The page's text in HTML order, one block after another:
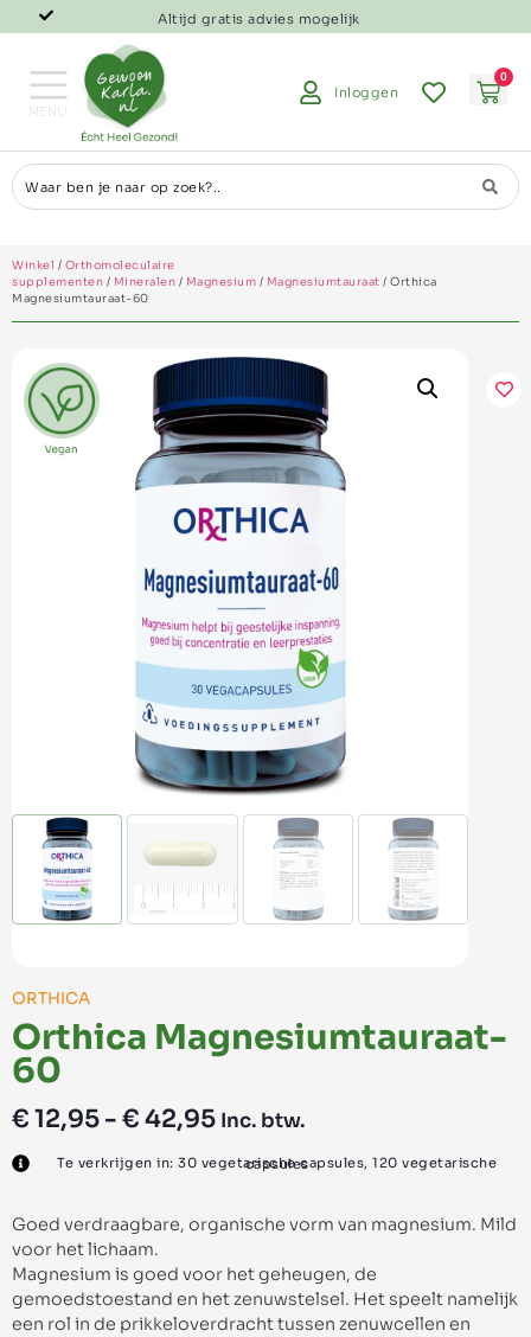
Altijd gratis advies mogelijk
Inloggen
0
Winkel / Orthomoleculaire
supplementen / Mineralen / Magnesium / Magnesiumtauraat / Orthica
Magnesiumtauraat-60
ORTHICA
Orthica Magnesiumtauraat-
60
€12,95-€42,95 Inc. btw.
Te verkrijgen in: 30 vegetarische capsules, 120 vegetarische capsules
Goed verdraagbare, organische vorm van magnesium. Mild
voor het lichaam.
Magnesium is goed voor het geheugen, de
gemoedstoestand en het zenuwstelsel. Het speelt namelijk
een rol in de prikkeloverdracht tussen zenuwcellen en